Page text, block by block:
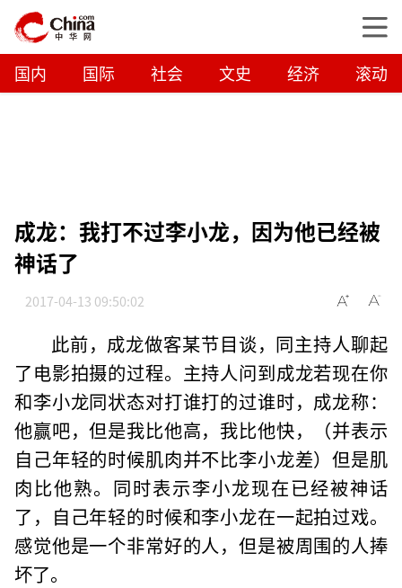
国内 国际 社会 文史 经济 滚动
成龙：我打不过李小龙，因为他已经被
神话了
2017-04-13 09:50:02
此前，成龙做客某节目谈，同主持人聊起
了电影拍摄的过程。主持人问到成龙若现在你
和李小龙同状态对打谁打的过谁时，成龙称：
他赢吧，但是我比他高，我比他快，（并表示
自己年轻的时候肌肉并不比李小龙差）但是肌
肉比他熟。同时表示李小龙现在已经被神话
了，自己年轻的时候和李小龙在一起拍过戏。
感觉他是一个非常好的人，但是被周围的人捧
坏了。